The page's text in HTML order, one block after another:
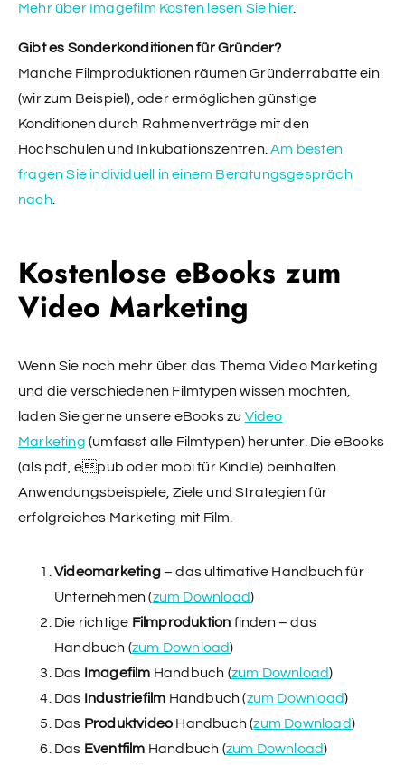
Mehr über Imagefilm Kosten lesen Sie hier.
Gibt es Sonderkonditionen für Gründer?
Manche Filmproduktionen räumen Gründerrabatte ein
(wir zum Beispiel), oder ermöglichen günstige
Konditionen durch Rahmenverträge mit den
Hochschulen und Inkubationszentren.Am besten
fragen Sie individuell in einem Beratungsgespräch
nach.
Kostenlose eBooks zum
Video Marketing
Wenn Sie noch mehr über das Thema Video Marketing
und die verschiedenen Filmtypen wissen möchten,
laden Sie gerne unsere eBooks zu Video
Marketing (umfasst alle Filmtypen) herunter. Die eBooks
(als pdf, epub oder mobi für Kindle) beinhalten
Anwendungsbeispiele, Ziele und Strategien für
erfolgreiches Marketing mit Film.
Videomarketing– das ultimative Handbuch für
Unternehmen (zum Download)
Die richtige Filmproduktion finden – das
Handbuch (zum Download)
Das Imagefilm Handbuch (zum Download)
Das Industriefilm Handbuch (zum Download)
Das ProduktvideoHandbuch (zum Download)
Das Eventfilm Handbuch (zum Download)